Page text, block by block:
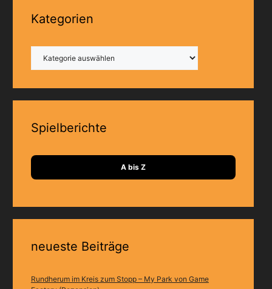
Kategorien
Spielberichte
A bis Z
neueste Beiträge
Rundherum im Kreis zum Stopp – My Park von Game